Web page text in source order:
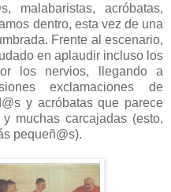
malabaristas, acróbatas,
dentro, esta vez de una
Frente al escenario,
en aplaudir incluso los
los nervios, llegando a
exclamaciones de
y acróbatas que parece
muchas carcajadas (esto,
pequeñ@s).